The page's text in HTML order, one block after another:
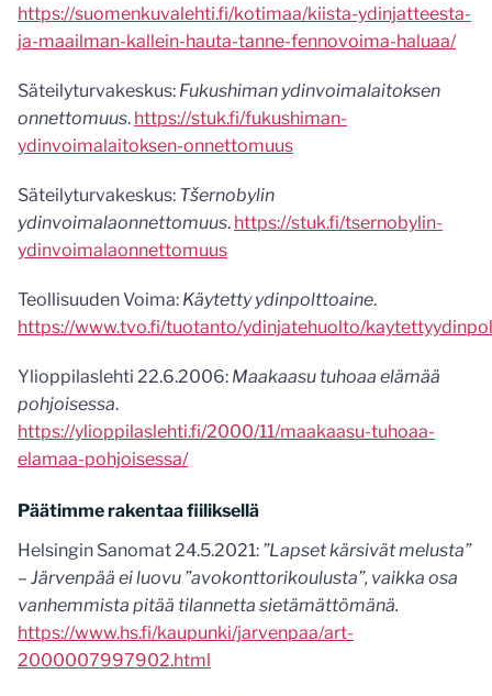
https://suomenkuvalehti.fi/kotimaa/kiista-ydinjatteesta-
ja-maailman-kallein-hauta-tanne-fennovoima-haluaa/
Säteilyturvakeskus: Fukushiman ydinvoimalaitoksen
onnettomuus. https://stuk.fi/fukushiman-
ydinvoimalaitoksen-onnettomuus
Säteilyturvakeskus: Tšernobylin
ydinvoimalaonnettomuus. https://stuk.fi/tsernobylin-
ydinvoimalaonnettomuus
Teollisuuden Voima: Käytetty ydinpolttoaine.
https://www.tvo.fi/tuotanto/ydinjatehuolto/
Ylioppilaslehti 22.6.2006: Maakaasu tuhoaa elämää
pohjoisessa.
https://ylioppilaslehti.fi/2000/11/maakaasu-tuhoaa-
elamaa-pohjoisessa/
Päätimme rakentaa fiiliksellä
Helsingin Sanomat 24.5.2021: ”Lapset kärsivät melusta”
– Järvenpää ei luovu ”avokonttorikoulusta”, vaikka osa
vanhemmista pitää tilannetta sietämättömänä.
https://www.hs.fi/kaupunki/jarvenpaa/art-
2000007997902.html